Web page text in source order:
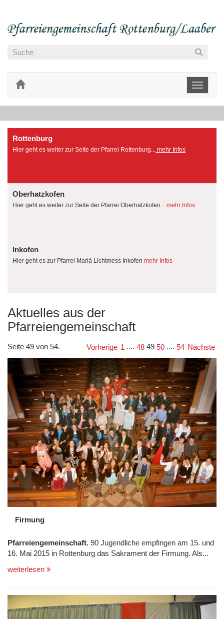
Toggle
Rottenburg
Hier geht es weiter zur Seite der Pfarrei Rottenburg... mehr Infos
Oberhatzkofen
Hier geht es weiter zur Seite der Pfarrei Oberhatzkofen... mehr Infos
Inkofen
Hier geht es zur Pfarrei Mariä Lichtmess Inkofen mehr Infos
Aktuelles aus der
Pfarreiengemeinschaft
Seite 49 von 54. Vorherige 1 .... 48 49 50 .... 54 Nächste
Firmung
Pfarreiengemeinschaft. 90 Jugendliche empfingen am 15. und
16. Mai 2015 in Rottenburg das Sakrament der Firmung. Als...
weiterlesen